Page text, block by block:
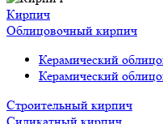
Кирпич
Облицовочный кирпич
Керамический
Керамический
Строительный кирпич